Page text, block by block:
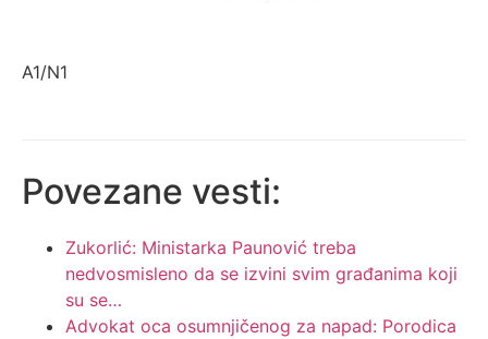
A1/N1
Povezane vesti:
Zukorlić: Ministarka Paunović treba
nedvosmisleno da se izvini svim građanima koji
su se…
Advokat oca osumnjičenog za napad: Porodica